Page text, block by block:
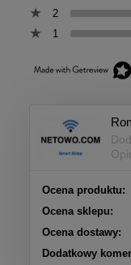
2
1
Ocena produktu:
Ocena sklepu:
Ocena dostawy:
Dodatkowy